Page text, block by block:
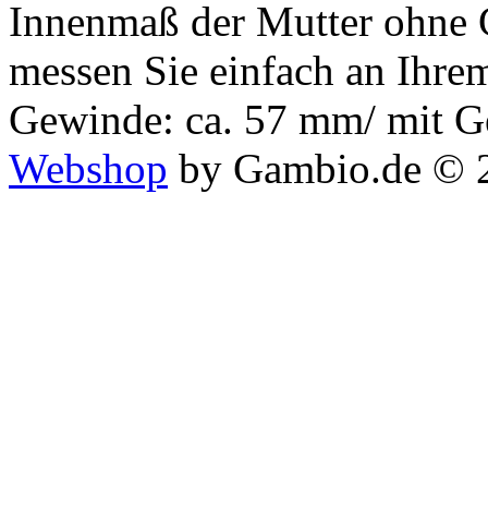
Innenmaß der Mutter ohne
messen Sie einfach an
Gewinde: ca. 57 mm/ mit
Webshop by Gambio.de ©